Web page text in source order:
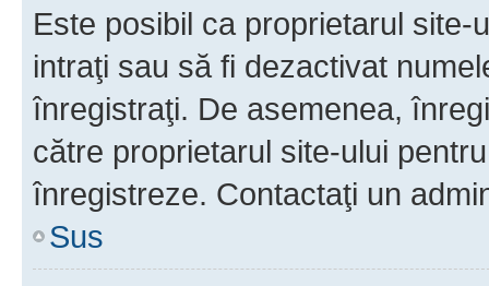
Este posibil ca proprietarul
intraţi sau să fi dezactivat
înregistraţi. De asemenea,
către proprietarul site-ului
înregistreze. Contactaţi un
Sus